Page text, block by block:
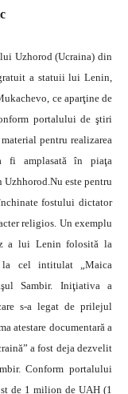
Uzhorod (Ucraina) din
a statuii lui Lenin,
ce aparţine de
portalului de ştiri
pentru realizarea
fi amplasată în piaţa
este pentru
fostului dictator
religios. Un exemplu
a lui Lenin folosită la
la cel intitulat „Maica
Sambir. Iniţiativa a
s-a legat de prilejul
atestare documentară a
a fost deja dezvelit
Conform portalului
de 1 milion de UAH (1